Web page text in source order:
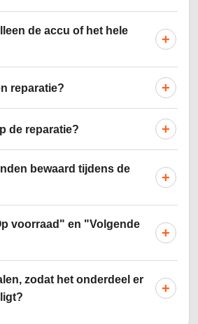
de accu of het hele
+
reparatie? +
de reparatie? +
bewaard tijdens de
+
voorraad" en "Volgende
+
zodat het onderdeel er
+